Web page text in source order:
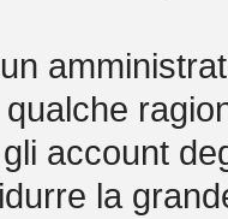
account
la